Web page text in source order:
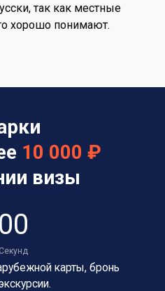
так как местные
хорошо понимают.
10 000 ₽
визы
00
Секунд
карты, бронь